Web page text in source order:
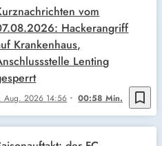
bookmark_border
Aug. 2026 14:56 00:58 Min.
vom
Hackerangriff
Krankenhaus,
Lenting